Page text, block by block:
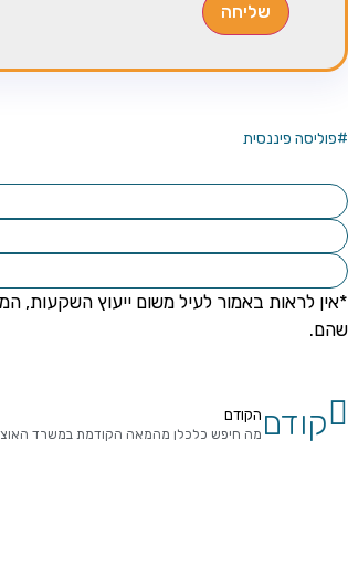
שליחה
פוליסה פיננסית
*אין לראות באמור לעיל משום ייעוץ השקעות,
שהם.
קודם הקודם
מה חיפש כלכלן מהמאה הקודמת במשרד